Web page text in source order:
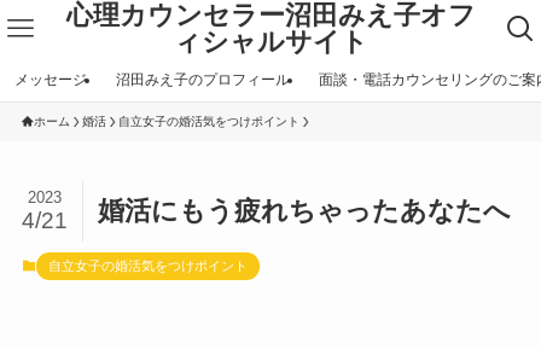
心理カウンセラー沼田みえ子オフ
ィシャルサイト
メッセージ 沼田みえ子のプロフィール 面談・電話カウンセリングのご案
ホーム 婚活 自立女子の婚活気をつけポイント
婚活にもう疲れちゃったあなたへ
2023
4/21
自立女子の婚活気をつけポイント